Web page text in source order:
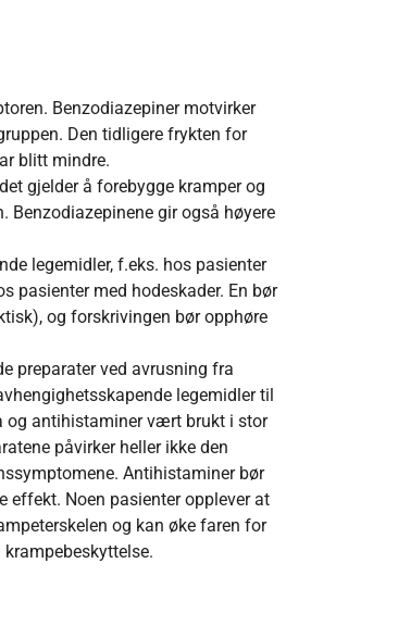
Benzodiazepiner motvirker
Den tidligere frykten for
blitt mindre.
gjelder å forebygge kramper og
Benzodiazepinene gir også høyere
legemidler, f.eks. hos pasienter
pasienter med hodeskader. En bør
og forskrivingen bør opphøre
preparater ved avrusning fra
legemidler til
og antihistaminer vært brukt i stor
påvirker heller ikke den
Antihistaminer bør
effekt. Noen pasienter opplever at
og kan øke faren for